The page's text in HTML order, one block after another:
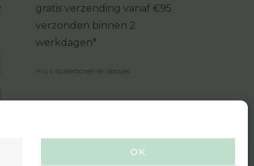
OK
gratis verzending vanaf €95
verzonden binnen 2
werkdagen*
m.u.v. suikerbonen en doosjes